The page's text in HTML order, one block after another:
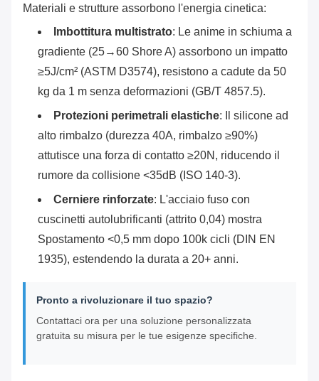
Materiali e strutture assorbono l'energia cinetica:
Imbottitura multistrato‌: Le anime in schiuma a
gradiente (25→60 Shore A) assorbono un impatto
≥5J/cm² (ASTM D3574), resistono a cadute da 50
kg da 1 m senza deformazioni (GB/T 4857.5).
Protezioni perimetrali elastiche‌: Il silicone ad
alto rimbalzo (durezza 40A, rimbalzo ≥90%)
attutisce una forza di contatto ≥20N, riducendo il
rumore da collisione <35dB (ISO 140-3).
Cerniere rinforzate‌: L'acciaio fuso con
cuscinetti autolubrificanti (attrito 0,04) mostra
Spostamento <0,5 mm dopo 100k cicli (DIN EN
1935), estendendo la durata a 20+ anni.
Pronto a rivoluzionare il tuo spazio?
Contattaci ora per una soluzione personalizzata
gratuita su misura per le tue esigenze specifiche.